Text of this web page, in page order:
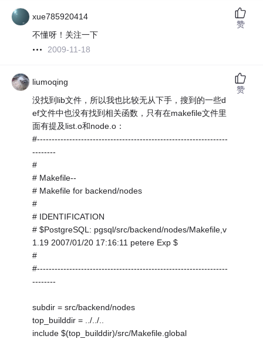
xue785920414
不懂呀！关注一下
2009-11-18
赞
liumoqing
没找到lib文件，所以我也比较无从下手，搜到的一些d
ef文件中也没有找到相关函数，只有在makefile文件里
面有提及list.o和node.o：
#-----------------------------------------------------------------
--------
#
# Makefile--
# Makefile for backend/nodes
#
# IDENTIFICATION
# $PostgreSQL: pgsql/src/backend/nodes/Makefile,v
1.19 2007/01/20 17:16:11 petere Exp $
#
#-----------------------------------------------------------------
--------
subdir = src/backend/nodes
top_builddir = ../../..
include $(top_builddir)/src/Makefile.global
赞